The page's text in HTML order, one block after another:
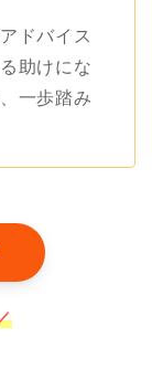
ドバイス
助けにな
一歩踏み